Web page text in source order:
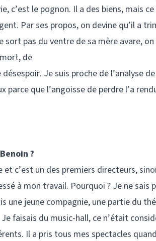
c’est le pognon. Il a des biens, mais ce
Par ses propos, on devine qu’il a
sort pas du ventre de sa mère avare,
de
Je suis proche de l’analyse
que l’angoisse de perdre l’a
?
c’est un des premiers directeurs,
à mon travail. Pourquoi ? Je ne sais
une jeune compagnie, une partie du
faisais du music-hall, ce n’était
Il a pris tous mes spectacles